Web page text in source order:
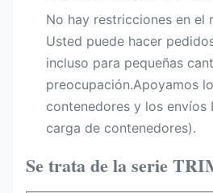
No hay restricciones en el
Usted puede hacer
incluso para pequeñas
preocupación.Apoyamos
contenedores y los envíos
carga de contenedores).
Se trata de la serie